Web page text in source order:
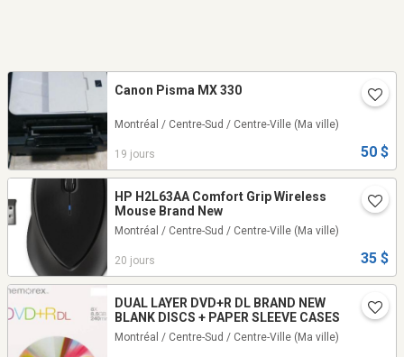
Canon Pisma MX 330
Montréal / Centre-Sud / Centre-Ville (Ma ville)
19 jours 50 $
HP‎ H2L63AA Comfort Grip Wireless
Mouse Brand New
Montréal / Centre-Sud / Centre-Ville (Ma ville)
20 jours 35 $
DUAL LAYER DVD+R DL BRAND NEW
BLANK DISCS + PAPER SLEEVE CASES
Montréal / Centre-Sud / Centre-Ville (Ma ville)